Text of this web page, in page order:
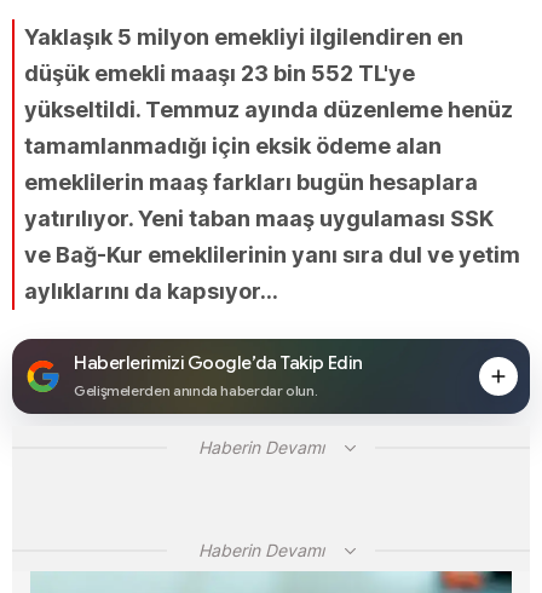
Yaklaşık 5 milyon emekliyi ilgilendiren en
düşük emekli maaşı 23 bin 552 TL'ye
yükseltildi. Temmuz ayında düzenleme henüz
tamamlanmadığı için eksik ödeme alan
emeklilerin maaş farkları bugün hesaplara
yatırılıyor. Yeni taban maaş uygulaması SSK
ve Bağ-Kur emeklilerinin yanı sıra dul ve yetim
aylıklarını da kapsıyor...
Haberlerimizi Google’da Takip Edin
Gelişmelerden anında haberdar olun.
Haberin Devamı
Haberin Devamı